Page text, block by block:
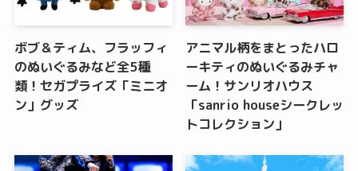
ボブ＆ティム、フラッフィ
のぬいぐるみなど全5種
類！セガプライズ「ミニオ
ン」グッズ
アニマル柄をまとったハロ
ーキティのぬいぐるみチャ
ーム！サンリオハウス
「sanrio houseシークレッ
トコレクション」